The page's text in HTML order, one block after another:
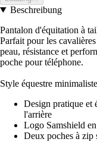
Beschreibung
Pantalon d'équitation à
Parfait pour les
peau, résistance et
poche pour téléphone.
Style équestre
Design pratique et
l'arrière
Logo Samshield
Deux poches à zip